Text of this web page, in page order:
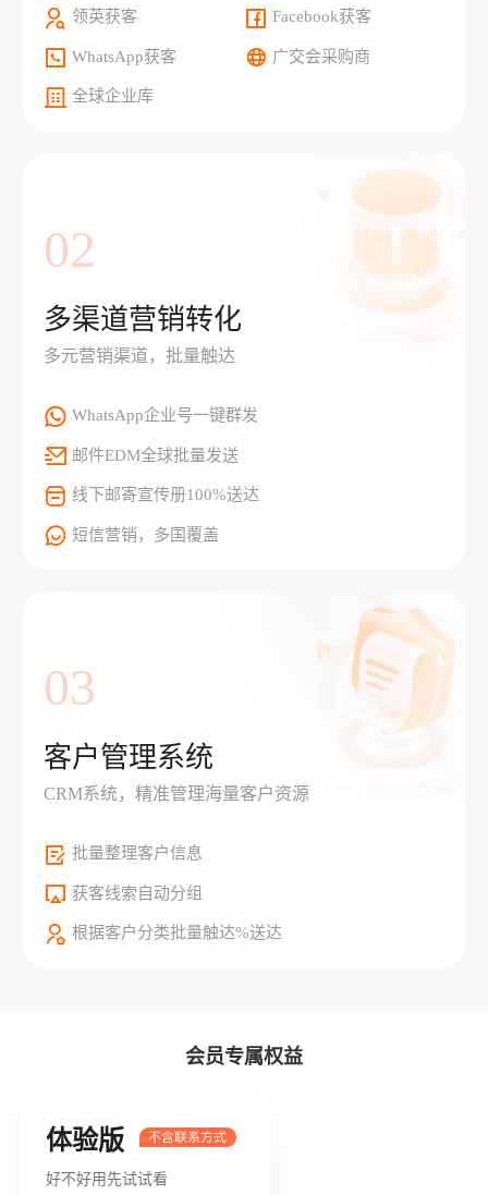
领英获客 Facebook获客
WhatsApp获客 广交会采购商
全球企业库
02
多渠道营销转化
多元营销渠道，批量触达
WhatsApp企业号一键群发
邮件EDM全球批量发送
线下邮寄宣传册100%送达
短信营销，多国覆盖
03
客户管理系统
CRM系统，精准管理海量客户资源
批量整理客户信息
获客线索自动分组
根据客户分类批量触达%送达
会员专属权益
体验版
好不好用先试试看